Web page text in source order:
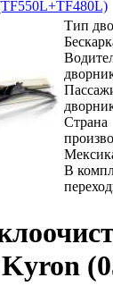
Тип
Страна
В